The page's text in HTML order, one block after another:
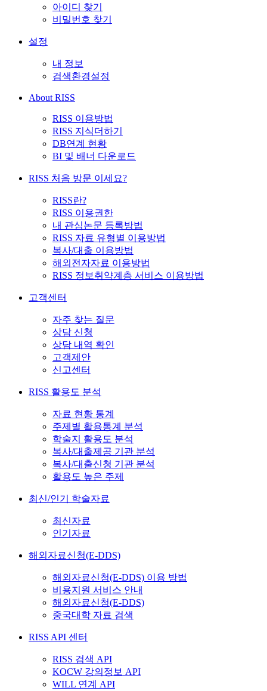
아이디 찾기
비밀번호 찾기
설정
내 정보
검색환경설정
About RISS
RISS 이용방법
RISS 지식더하기
DB연계 현황
BI 및 배너 다운로드
RISS 처음 방문 이세요?
RISS란?
RISS 이용권한
내 관심논문 등록방법
RISS 자료 유형별 이용방법
복사/대출 이용방법
해외전자자료 이용방법
RISS 정보취약계층 서비스 이용방법
고객센터
자주 찾는 질문
상담 신청
상담 내역 확인
고객제안
신고센터
RISS 활용도 분석
자료 현황 통계
주제별 활용통계 분석
학술지 활용도 분석
복사/대출제공 기관 분석
복사/대출신청 기관 분석
활용도 높은 주제
최신/인기 학술자료
최신자료
인기자료
해외자료신청(E-DDS)
해외자료신청(E-DDS) 이용 방법
비용지원 서비스 안내
해외자료신청(E-DDS)
중국대학 자료 검색
RISS API 센터
RISS 검색 API
KOCW 강의정보 API
WILL 연계 API